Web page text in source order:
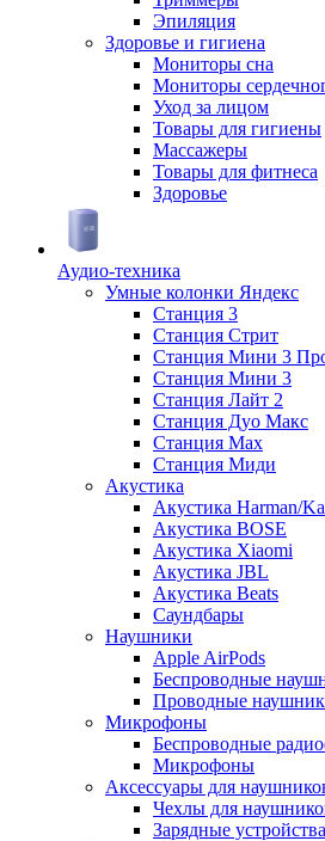
Эпиляция
Здоровье и гигиена
Мониторы сна
Мониторы
Уход за лицом
Товары для гигиены
Массажеры
Товары для фитнеса
Здоровье
Аудио-техника
Умные колонки Яндекс
Станция 3
Станция Стрит
Станция Мини 3
Станция Мини 3
Станция Лайт 2
Станция Дуо Макс
Станция Max
Станция Миди
Акустика
Акустика Harman/
Акустика BOSE
Акустика Xiaomi
Акустика JBL
Акустика Beats
Саундбары
Наушники
Apple AirPods
Беспроводные
Проводные
Микрофоны
Беспроводные
Микрофоны
Аксессуары для
Чехлы для
Зарядные устройства